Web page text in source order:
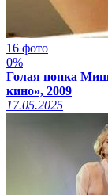
16 фото
0%
Голая попка
кино», 2009
17.05.2025